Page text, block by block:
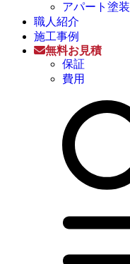
アパート塗装
職人紹介
施工事例
無料お見積
保証
費用